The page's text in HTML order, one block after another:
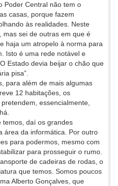
Poder Central não tem o
casas, porque fazem
às realidades. Neste
mas sei de outras em que é
haja um atropelo à norma para
Isto é uma rede notável e
Estado devia beijar o chão que
pisa”.
para além de mais algumas
12 habitações, os
essencialmente,
temos, daí os grandes
área da informática. Por outro
para podermos, mesmo com
para prosseguir o rumo.
de cadeiras de rodas, o
que temos. Somos poucos
Alberto Gonçalves, que